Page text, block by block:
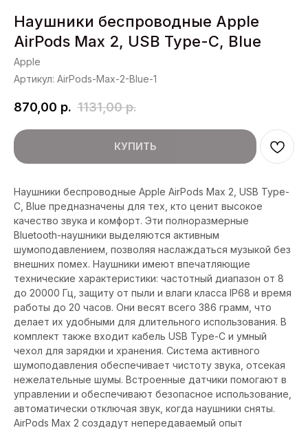
Наушники беспроводные Apple
AirPods Max 2, USB Type-C, Blue
Apple
Артикул: AirPods-Max-2-Blue-1
870,00 р. 1131,00 р.
КУПИТЬ
Наушники беспроводные Apple AirPods Max 2, USB Type-
C, Blue предназначены для тех, кто ценит высокое
качество звука и комфорт. Эти полноразмерные
Bluetooth-наушники выделяются активным
шумоподавлением, позволяя наслаждаться музыкой без
внешних помех. Наушники имеют впечатляющие
технические характеристики: частотный диапазон от 8
до 20000 Гц, защиту от пыли и влаги класса IP68 и время
работы до 20 часов. Они весят всего 386 грамм, что
делает их удобными для длительного использования. В
комплект также входит кабель USB Type-C и умный
чехол для зарядки и хранения. Система активного
шумоподавления обеспечивает чистоту звука, отсекая
нежелательные шумы. Встроенные датчики помогают в
управлении и обеспечивают безопасное использование,
автоматически отключая звук, когда наушники сняты.
AirPods Max 2 создадут непередаваемый опыт